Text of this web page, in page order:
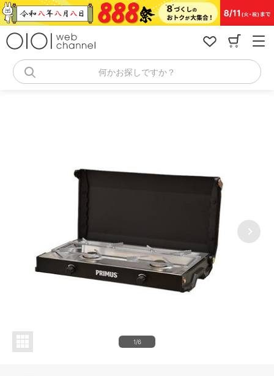
コ
ン
何かお探しですか？
1/6